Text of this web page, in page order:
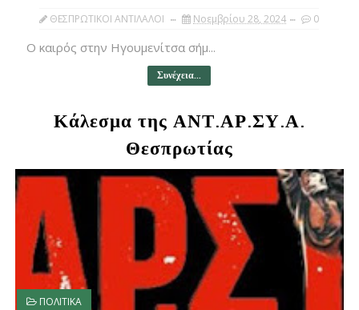
ΘΕΣΠΡΩΤΙΚΟΙ ΑΝΤΙΛΑΛΟΙ Νοεμβρίου 28, 2024 0
Ο καιρός στην Ηγουμενίτσα σήμ...
Συνέχεια...
Κάλεσμα της ΑΝΤ.ΑΡ.ΣΥ.Α.
Θεσπρωτίας
ΠΟΛΙΤΙΚΑ